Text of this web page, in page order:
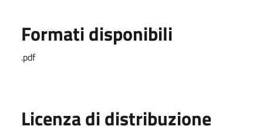
Formati disponibili
.pdf
Licenza di distribuzione